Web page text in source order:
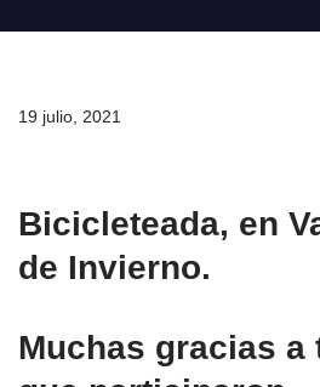
19 julio, 2021
Bicicleteada, en
de Invierno.
Muchas gracias a